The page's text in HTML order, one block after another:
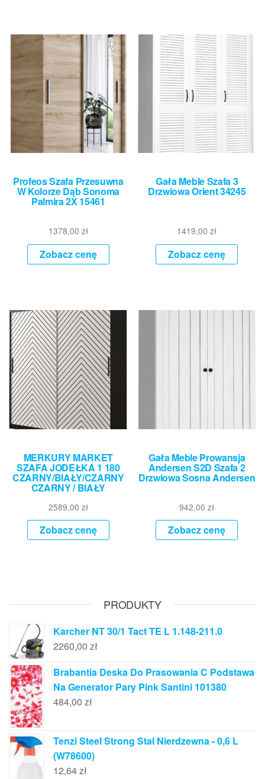
Profeos Szafa Przesuwna
W Kolorze Dąb Sonoma
Palmira 2X 15461
1378,00 zł
Zobacz cenę
Gała Meble Szafa 3
Drzwiowa Orient 34245
1419,00zł
Zobacz cenę
MERKURY MARKET
SZAFA JODEŁKA 1 180
CZARNY/BIAŁY/CZARNY
CZARNY / BIAŁY
2589,00 zł
Zobacz cenę
Gała Meble Prowansja
Andersen S2D Szafa 2
Drzwiowa Sosna Andersen
942,00zł
Zobacz cenę
PRODUKTY
Karcher NT 30/1 Tact TE L 1.148-211.0
2260,00 zł
Brabantia Deska Do Prasowania C Podstawa
Na Generator Pary Pink Santini 101380
484,00 zł
Tenzi Steel Strong Stal Nierdzewna - 0,6 L
(W78600)
12,64zł